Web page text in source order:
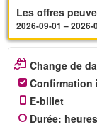
Les offres
2026-09-01 – 2026-
Change de
Confirmation
E-billet
Durée: heures